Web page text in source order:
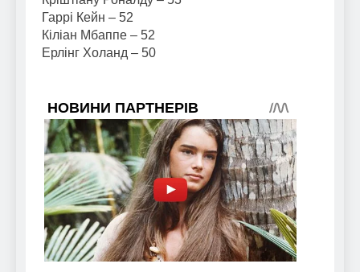
Гаррі Кейн – 52
Кіліан Мбаппе – 52
Ерлінг Холанд – 50